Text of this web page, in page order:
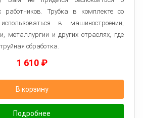
работников. Трубка в комплекте со
в машиностроении,
металлургии и других отраслях, где
обработка.
1 610 ₽
В корзину
Подробнее